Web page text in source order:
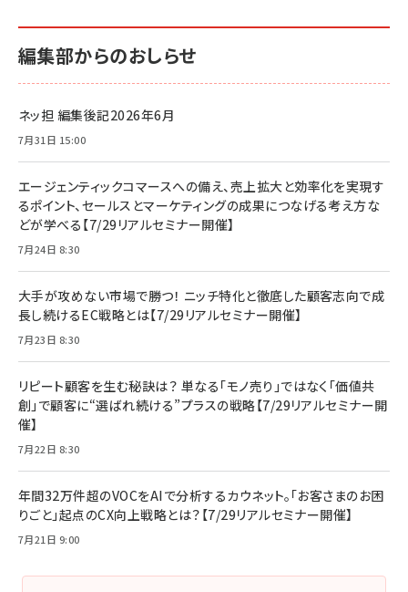
編集部からのおしらせ
ネッ担 編集後記2026年6月
7月31日 15:00
エージェンティックコマースへの備え、売上拡大と効率化を実現す
るポイント、セールスとマーケティングの成果につなげる考え方な
どが学べる【7/29リアルセミナー開催】
7月24日 8:30
大手が攻めない市場で勝つ！ ニッチ特化と徹底した顧客志向で成
長し続けるEC戦略とは【7/29リアルセミナー開催】
7月23日 8:30
リピート顧客を生む秘訣は？ 単なる「モノ売り」ではなく「価値共
創」で顧客に“選ばれ続ける”プラスの戦略【7/29リアルセミナー開
催】
7月22日 8:30
年間32万件超のVOCをAIで分析するカウネット。「お客さまのお困
りごと」起点のCX向上戦略とは？【7/29リアルセミナー開催】
7月21日 9:00